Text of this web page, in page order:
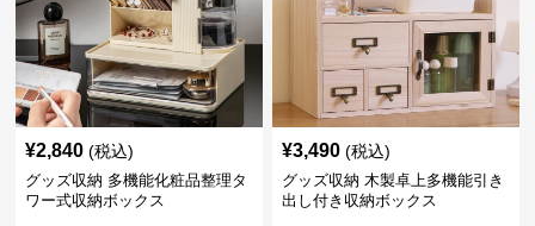
¥2,840 (税込)
グッズ収納 多機能化粧品整理タ
ワー式収納ボックス
¥3,490 (税込)
グッズ収納 木製卓上多機能引き
出し付き収納ボックス